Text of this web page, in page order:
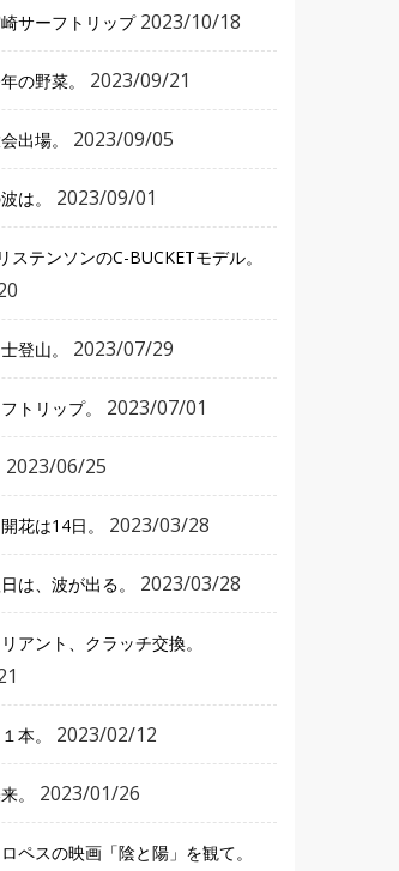
サーフトリップ 2023/10/18
の野菜。 2023/09/21
出場。 2023/09/05
は。 2023/09/01
ステンソンのC-BUCKETモデル。
登山。 2023/07/29
トリップ。 2023/07/01
2023/06/25
花は14日。 2023/03/28
は、波が出る。 2023/03/28
アント、クラッチ交換。
本。 2023/02/12
。 2023/01/26
ペスの映画「陰と陽」を観て。